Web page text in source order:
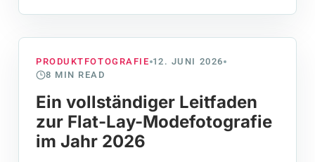
PRODUKTFOTOGRAFIE 12. JUNI 2026
8 MIN READ
Ein vollständiger Leitfaden
zur Flat-Lay-Modefotografie
im Jahr 2026